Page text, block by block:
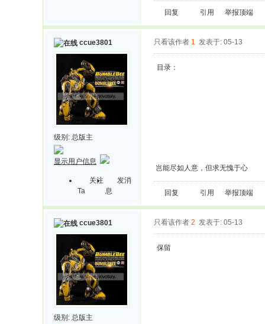
回复 引用 举报顶端
ccue3801
级别: 总版主
显示用户信息
关注
Ta
发消
息
只看该作者 1 发表于: 05-13
目录：
岂能尽如人意，但求无愧于心
回复 引用 举报顶端
ccue3801
级别: 总版主
只看该作者 2 发表于: 05-13
保留